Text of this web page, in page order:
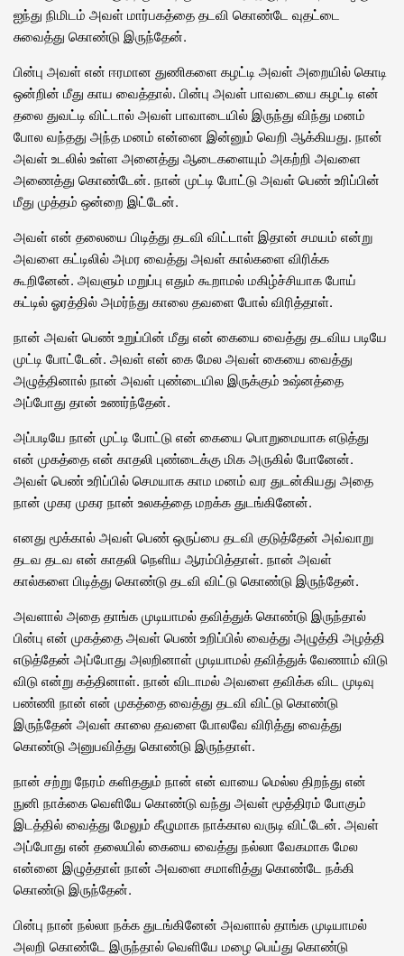
ஐந்து நிமிடம் அவள் மார்பகத்தை தடவி கொண்டே வுதட்டை
சுவைத்து கொண்டு இருந்தேன்.
பின்பு அவள் என் ஈரமான துணிகளை கழட்டி அவள் அறையில் கொடி
ஒன்றின் மீது காய வைத்தால். பின்பு அவள் பாவடையை கழட்டி என்
தலை துவட்டி விட்டால் அவள் பாவாடையில் இருந்து விந்து மனம்
போல வந்தது அந்த மனம் என்னை இன்னும் வெறி ஆக்கியது. நான்
அவள் உடலில் உள்ள அனைத்து ஆடைகளையும் அகற்றி அவளை
அணைத்து கொண்டேன். நான் முட்டி போட்டு அவள் பெண் உரிப்பின்
மீது முத்தம் ஒன்றை இட்டேன்.
அவள் என் தலையை பிடித்து தடவி விட்டாள் இதான் சமயம் என்று
அவளை கட்டிலில் அமர வைத்து அவள் கால்களை விரிக்க
கூறினேன். அவளும் மறுப்பு எதும் கூறாமல் மகிழ்ச்சியாக போய்
கட்டில் ஓரத்தில் அமர்ந்து காலை தவளை போல் விரித்தாள்.
நான் அவள் பெண் உறுப்பின் மீது என் கையை வைத்து தடவிய படியே
முட்டி போட்டேன். அவள் என் கை மேல அவள் கையை வைத்து
அழுத்தினால் நான் அவள் புண்டையில இருக்கும் உஷ்னத்தை
அப்போது தான் உணர்ந்தேன்.
அப்படியே நான் முட்டி போட்டு என் கையை பொறுமையாக எடுத்து
என் முகத்தை என் காதலி புண்டைக்கு மிக அருகில் போனேன்.
அவள் பெண் உரிப்பில் செமயாக காம மனம் வர துடன்கியது அதை
நான் முகர முகர நான் உலகத்தை மறக்க துடங்கினேன்.
எனது மூக்கால் அவள் பெண் ஒருப்பை தடவி குடுத்தேன் அவ்வாறு
தடவ தடவ என் காதலி நெளிய ஆரம்பித்தாள். நான் அவள்
கால்களை பிடித்து கொண்டு தடவி விட்டு கொண்டு இருந்தேன்.
அவளால் அதை தாங்க முடியாமல் தவித்துக் கொண்டு இருந்தால்
பின்பு என் முகத்தை அவள் பெண் உறிப்பில் வைத்து அழுத்தி அழத்தி
எடுத்தேன் அப்போது அலறினாள் முடியாமல் தவித்துக் வேணாம் விடு
விடு என்று கத்தினாள். நான் விடாமல் அவளை தவிக்க விட முடிவு
பண்ணி நான் என் முகத்தை வைத்து தடவி விட்டு கொண்டு
இருந்தேன் அவள் காலை தவளை போலவே விரித்து வைத்து
கொண்டு அனுபவித்து கொண்டு இருந்தாள்.
நான் சற்று நேரம் களிததும் நான் என் வாயை மெல்ல திறந்து என்
நுனி நாக்கை வெளியே கொண்டு வந்து அவள் மூத்திரம் போகும்
இடத்தில் வைத்து மேலும் கீழுமாக நாக்கால வருடி விட்டேன். அவள்
அப்போது என் தலையில் கையை வைத்து நல்லா வேகமாக மேல
என்னை இழுத்தாள் நான் அவளை சமாளித்து கொண்டே நக்கி
கொண்டு இருந்தேன்.
பின்பு நான் நல்லா நக்க துடங்கினேன் அவளால் தாங்க முடியாமல்
அலறி கொண்டே இருந்தால் வெளியே மழை பெய்து கொண்டு